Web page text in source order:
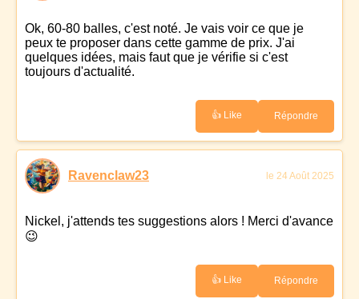
Ok, 60-80 balles, c'est noté. Je vais voir ce que je
peux te proposer dans cette gamme de prix. J'ai
quelques idées, mais faut que je vérifie si c'est
toujours d'actualité.
👍 Like Répondre
Ravenclaw23 le 24 Août 2025
Nickel, j'attends tes suggestions alors ! Merci d'avance
😉
👍 Like Répondre